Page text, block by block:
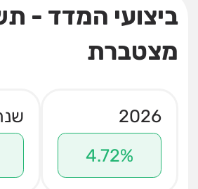
ביצועי המדד -
מצטברת
2026
4.72%